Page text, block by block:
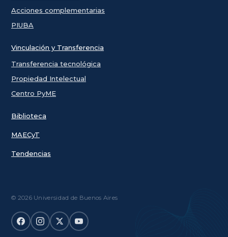
Acciones complementarias
PIUBA
Vinculación y Transferencia
Transferencia tecnológica
Propiedad Intelectual
Centro PyME
Biblioteca
MAECyT
Tendencias
© 2026 Universidad de Buenos Aires